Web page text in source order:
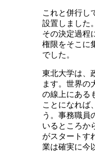
これと併行し
設置しました
その決定過程
権限をそこに
でした。
東北大学は、
ます。世界の
の線上にある
ことになれば
う。事務職員
いるところか
がスタートす
業は確実に今